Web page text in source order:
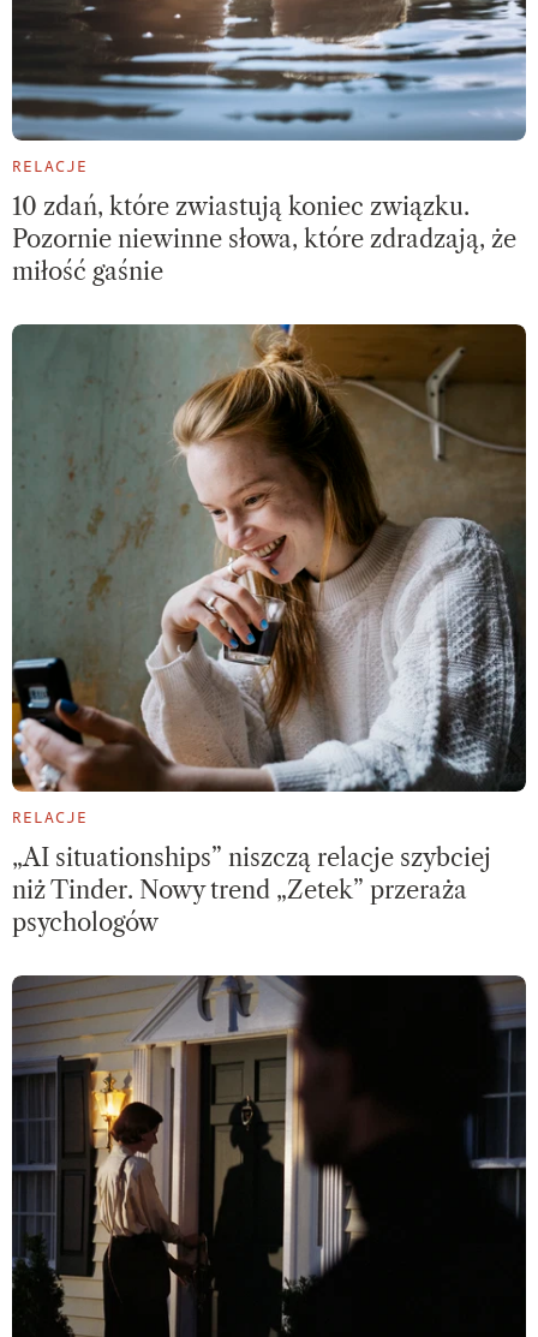
RELACJE
10 zdań, które zwiastują koniec związku.
Pozornie niewinne słowa, które zdradzają, że
miłość gaśnie
RELACJE
„AI situationships” niszczą relacje szybciej
niż Tinder. Nowy trend „Zetek” przeraża
psychologów